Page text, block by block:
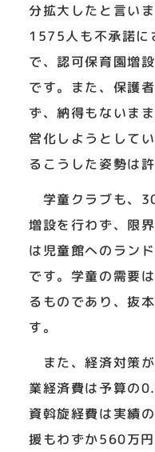
分拡大したと言い
1575人も不承諾に
で、認可保育園増
です。また、保護
ず、納得もないま
営化しようとして
るこうした姿勢は
学童クラブも、
増設を行わず、限
は児童館へのラン
です。学童の需要
るものであり、抜
す。
また、経済対策
業経済費は予算の
資斡旋経費は実績
援もわずか560万